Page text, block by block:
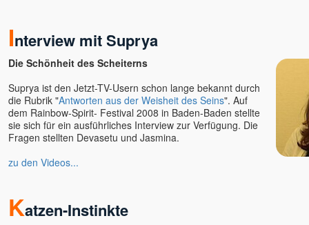
Interview mit Suprya
Die Schönheit des Scheiterns
Suprya ist den Jetzt-TV-Usern schon lange bekannt durch
die Rubrik "Antworten aus der Weisheit des Seins". Auf
dem Rainbow-Spirit- Festival 2008 in Baden-Baden stellte
sie sich für ein ausführliches Interview zur Verfügung. Die
Fragen stellten Devasetu und Jasmina.
zu den Videos...
Katzen-Instinkte